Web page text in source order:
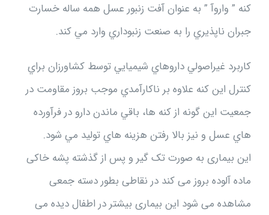
كنه ” واروآ ” به عنوان آفت زنبور عسل همه ساله خسارت
جبران ناپذيري را به صنعت زنبوداري وارد مي كند.
كاربرد غيراصولي داروهاي شيميايي توسط كشاورزان براي
كنترل اين كنه علاوه بر ناكارآمدي موجب بروز مقاومت در
جمعيت اين گونه از كنه ها، باقي ماندن دارو در فرآورده
هاي عسل و نيز بالا رفتن هزينه هاي توليد مي شود.
این بیماری به صورت تک گیر و پس از گذشته پشه خاکی
ماده آلوده بروز می کند در نقاطی بطور دسته جمعی
مشاهده می شود این بیماری بیشتر در اطفال دیده می